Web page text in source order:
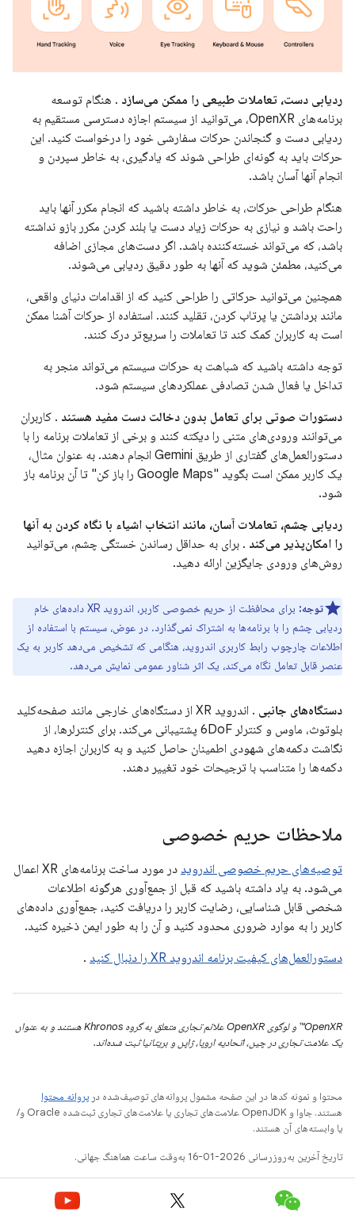
ردیابی دست، تعاملات طبیعی را ممکن می‌سازد . هنگام توسعه
برنامه‌های OpenXR، می‌توانید از سیستم اجازه دسترسی مستقیم به
ردیابی دست و گنجاندن حرکات سفارشی خود را درخواست کنید. این
حرکات باید به گونه‌ای طراحی شوند که یادگیری، به خاطر سپردن و
انجام آنها آسان باشد.
هنگام طراحی حرکات، به خاطر داشته باشید که انجام مکرر آنها باید
راحت باشد و نیازی به حرکات زیاد دست یا بلند کردن مکرر بازو نداشته
باشد، که می‌تواند خسته‌کننده باشد. اگر دست‌های مجازی اضافه
می‌کنید، مطمئن شوید که آنها به طور دقیق ردیابی می‌شوند.
همچنین می‌توانید حرکاتی را طراحی کنید که از اقدامات دنیای واقعی،
مانند برداشتن یا پرتاب کردن، تقلید کنند. استفاده از حرکات آشنا ممکن
است به کاربران کمک کند تا تعاملات را سریع‌تر درک کنند.
توجه داشته باشید که شباهت به حرکات سیستم می‌تواند منجر به
تداخل یا فعال شدن تصادفی عملکردهای سیستم شود.
دستورات صوتی برای تعامل بدون دخالت دست مفید هستند . کاربران
می‌توانند ورودی‌های متنی را دیکته کنند و برخی از تعاملات برنامه را با
دستورالعمل‌های گفتاری از طریق Gemini انجام دهند. به عنوان مثال،
یک کاربر ممکن است بگوید "Google Maps را باز کن" تا آن برنامه باز
شود.
ردیابی چشم، تعاملات آسان، مانند انتخاب اشیاء با نگاه کردن به آنها
را امکان‌پذیر می‌کند . برای به حداقل رساندن خستگی چشم، می‌توانید
روش‌های ورودی جایگزین ارائه دهید.
توجه:
برای محافظت از حریم خصوصی کاربر، اندروید XR داده‌های خام
ردیابی چشم را با برنامه‌ها به اشتراک نمی‌گذارد. در عوض، سیستم با استفاده از
اطلاعات چارچوب رابط کاربری اندروید، هنگامی که تشخیص می‌دهد کاربر به یک
عنصر قابل تعامل نگاه می‌کند، یک اثر شناور عمومی نمایش می‌دهد.
دستگاه‌های جانبی
. اندروید XR از دستگاه‌های خارجی مانند صفحه‌کلید
بلوتوث، ماوس و کنترلر 6DoF پشتیبانی می‌کند. برای کنترلرها، از
نگاشت دکمه‌های شهودی اطمینان حاصل کنید و به کاربران اجازه دهید
دکمه‌ها را متناسب با ترجیحات خود تغییر دهند.
ملاحظات حریم خصوصی
توصیه‌های حریم خصوصی اندروید
در مورد ساخت برنامه‌های XR اعمال
می‌شود. به یاد داشته باشید که قبل از جمع‌آوری هرگونه اطلاعات
شخصی قابل شناسایی، رضایت کاربر را دریافت کنید، جمع‌آوری داده‌های
کاربر را به موارد ضروری محدود کنید و آن را به طور ایمن ذخیره کنید.
دستورالعمل‌های کیفیت برنامه اندروید XR را دنبال کنید
.
OpenXR™ و لوگوی OpenXR علائم تجاری متعلق به گروه Khronos هستند و به عنوان
یک علامت تجاری در چین، اتحادیه اروپا، ژاپن و بریتانیا ثبت شده‌اند.
محتوا و نمونه کدها در این صفحه مشمول پروانه‌های توصیف‌شده در پروانه محتوا
هستند. جاوا و OpenJDK علامت‌های تجاری یا علامت‌های تجاری ثبت‌شده Oracle و/
یا وابسته‌های آن هستند.
تاریخ آخرین به‌روزرسانی 2026-01-16 به‌وقت ساعت هماهنگ جهانی.